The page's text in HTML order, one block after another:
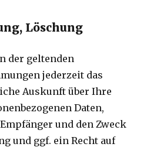
Löschung
der geltenden
jederzeit das
Auskunft über Ihre
Daten,
und den Zweck
und ggf. ein Recht auf